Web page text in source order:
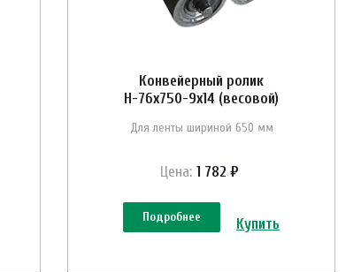
Конвейерный ролик
Н-76х750-9х14 (весовой)
Для ленты шириной 650 мм
Цена: 1 782 ₽
Подробнее Купить